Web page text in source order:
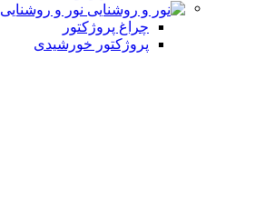
نور و روشنایی
چراغ پروژکتور
پروژکتور خورشیدی